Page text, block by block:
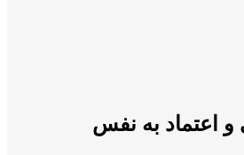
و اعتماد به نفس